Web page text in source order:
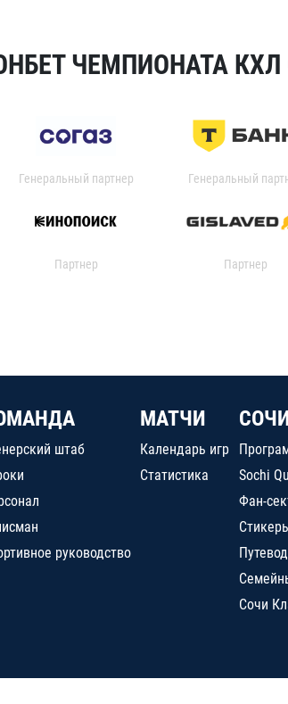
ЧЕМПИОНАТА КХЛ
Генеральный партнер Генеральный
Партнер Партнер
штаб
руководство
МАТЧИ
Календарь игр
Статистика
Sochi
Фан-
Сочи